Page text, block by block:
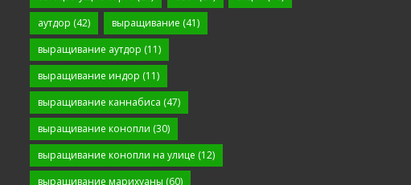
аутдор (42) выращивание (41)
выращивание аутдор (11)
выращивание индор (11)
выращивание каннабиса (47)
выращивание конопли (30)
выращивание конопли на улице (12)
выращивание марихуаны (60)